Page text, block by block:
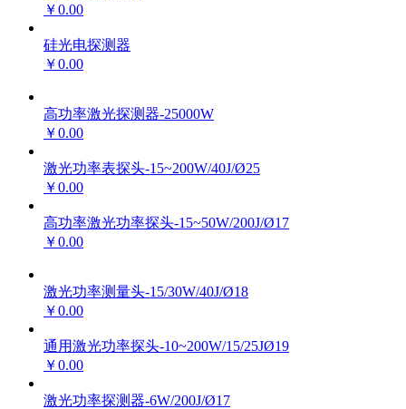
￥0.00
硅光电探测器
￥0.00
高功率激光探测器-25000W
￥0.00
激光功率表探头-15~200W/40J/Ø25
￥0.00
高功率激光功率探头-15~50W/200J/Ø17
￥0.00
激光功率测量头-15/30W/40J/Ø18
￥0.00
通用激光功率探头-10~200W/15/25JØ19
￥0.00
激光功率探测器-6W/200J/Ø17